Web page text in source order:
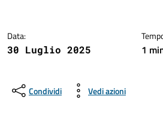
Data:
30 Luglio 2025
1
Condividi Vedi azioni